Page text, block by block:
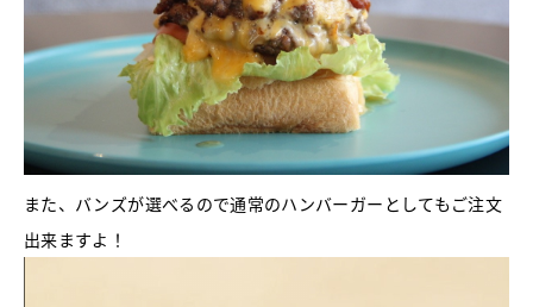
また、バンズが選べるので通常のハンバーガーとしてもご注文
出来ますよ！